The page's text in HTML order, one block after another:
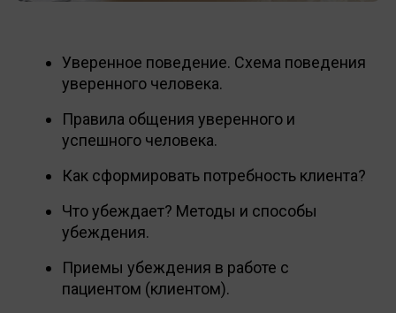
Уверенное поведение. Схема поведения
уверенного человека.
Правила общения уверенного и
успешного человека.
Как сформировать потребность клиента?
Что убеждает? Методы и способы
убеждения.
Приемы убеждения в работе с
пациентом (клиентом).